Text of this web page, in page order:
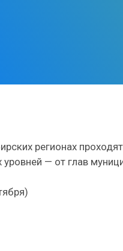
регионах
уровней — от глав